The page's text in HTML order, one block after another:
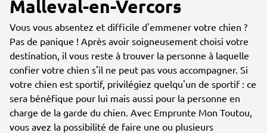
Malleval-en-Vercors
Vous vous absentez et difficile d'emmener votre chien ?
Pas de panique ! Après avoir soigneusement choisi votre
destination, il vous reste à trouver la personne à laquelle
confier votre chien s'il ne peut pas vous accompagner. Si
votre chien est sportif, privilégiez quelqu'un de sportif : ce
sera bénéfique pour lui mais aussi pour la personne en
charge de la garde du chien. Avec Emprunte Mon Toutou,
vous avez la possibilité de faire une ou plusieurs